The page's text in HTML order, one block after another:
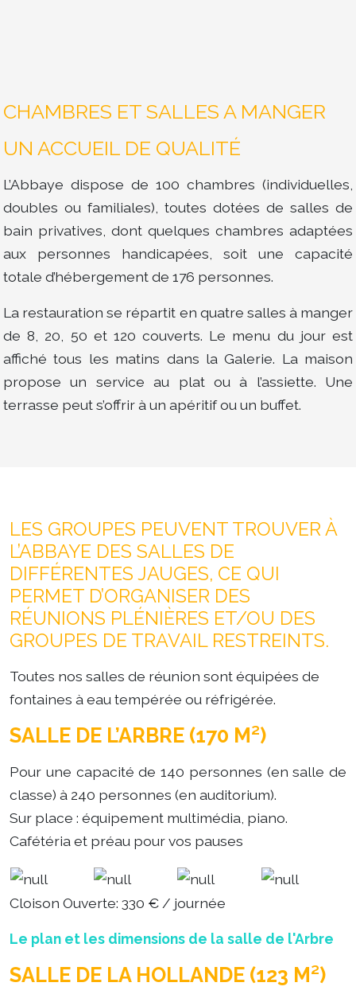
CHAMBRES ET SALLES A MANGER
UN ACCUEIL DE QUALITÉ
L’Abbaye dispose de 100 chambres (individuelles,
doubles ou familiales), toutes dotées de salles de
bain privatives, dont quelques chambres adaptées
aux personnes handicapées, soit une capacité
totale d’hébergement de 176 personnes.
La restauration se répartit en quatre salles à manger
de 8, 20, 50 et 120 couverts. Le menu du jour est
affiché tous les matins dans la Galerie. La maison
propose un service au plat ou à l’assiette. Une
terrasse peut s’offrir à un apéritif ou un buffet.
LES GROUPES PEUVENT TROUVER À
L’ABBAYE DES SALLES DE
DIFFÉRENTES JAUGES, CE QUI
PERMET D’ORGANISER DES
RÉUNIONS PLÉNIÈRES ET/OU DES
GROUPES DE TRAVAIL RESTREINTS.
Toutes nos salles de réunion sont équipées de
fontaines à eau tempérée ou réfrigérée.
SALLE DE L’ARBRE (170 M²)
Pour une capacité de 140 personnes (en salle de
classe) à 240 personnes (en auditorium).
Sur place : équipement multimédia, piano.
Cafétéria et préau pour vos pauses
Cloison Ouverte: 330 € / journée
Le plan et les dimensions de la salle de l'Arbre
SALLE DE LA HOLLANDE (123 M²)